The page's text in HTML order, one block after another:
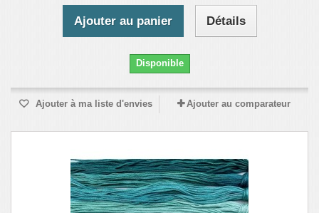
Ajouter au panier Détails
Disponible
Ajouter à ma liste d'envies Ajouter au comparateur